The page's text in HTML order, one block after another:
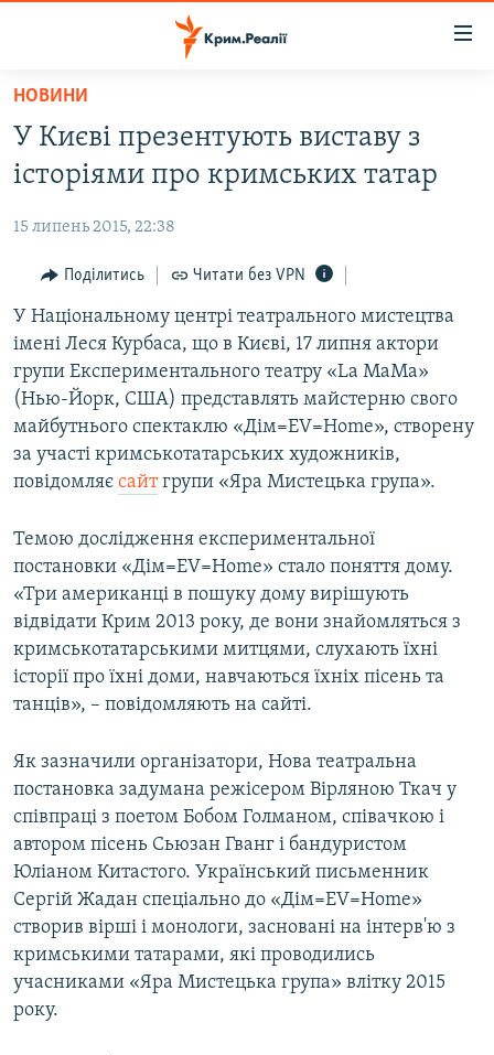
Перейти
основного
матеріалу
Перейти
до
навігації
Перейти
до
пошуку
ВІДЕО ТА ФОТО
ПОЛІТИКА
БЛОГИ
ПОГЛЯД
ІНТЕРВ'Ю
ВСЕ ЗА ДЕНЬ
СПЕЦПРОЕКТИ
ДЕПОРТАЦІЯ
УКРАЇНСЬКА ПРОБЛЕМА КРИМУ
ІНФОГРАФІКА
ЯК ОБІЙТИ БЛОКУВАННЯ
Русский
Qırımtatar
ДОЛУЧАЙСЯ!
НОВИНИ
У Києві презентують виставу з
історіями про кримських татар
15 липень 2015, 22:38
Поділитись Читати без VPN
У Національному центрі театрального мистецтва
імені Леся Курбаса, що в Києві, 17 липня актори
групи Експериментального театру «La MaMa»
(Нью-Йорк, США) представлять майстерню свого
майбутнього спектаклю «Дім=EV=Home», створену
за участі кримськотатарських художників,
повідомляє сайтгрупи «Яра Мистецька група».
Темою дослідження експериментальної
постановки «Дім=EV=Home» стало поняття дому.
«Три американці в пошуку дому вирішують
відвідати Крим 2013 року, де вони знайомляться з
кримськотатарськими митцями, слухають їхні
історії про їхні доми, навчаються їхніх пісень та
танців», – повідомляють на сайті.
Як зазначили організатори, Нова театральна
постановка задумана режісeром Вірляною Ткач у
співпраці з поетом Бобом Голманом, співачкою і
автором пісень Сьюзан Гванг і бандуристом
Юліаном Китастого. Український письменник
Сергій Жадан спеціально до «Дім=EV=Home»
створив вірші і монологи, засновані на інтерв'ю з
кримськими татарами, які проводились
учасниками «Яра Мистецька група» влітку 2015
року.